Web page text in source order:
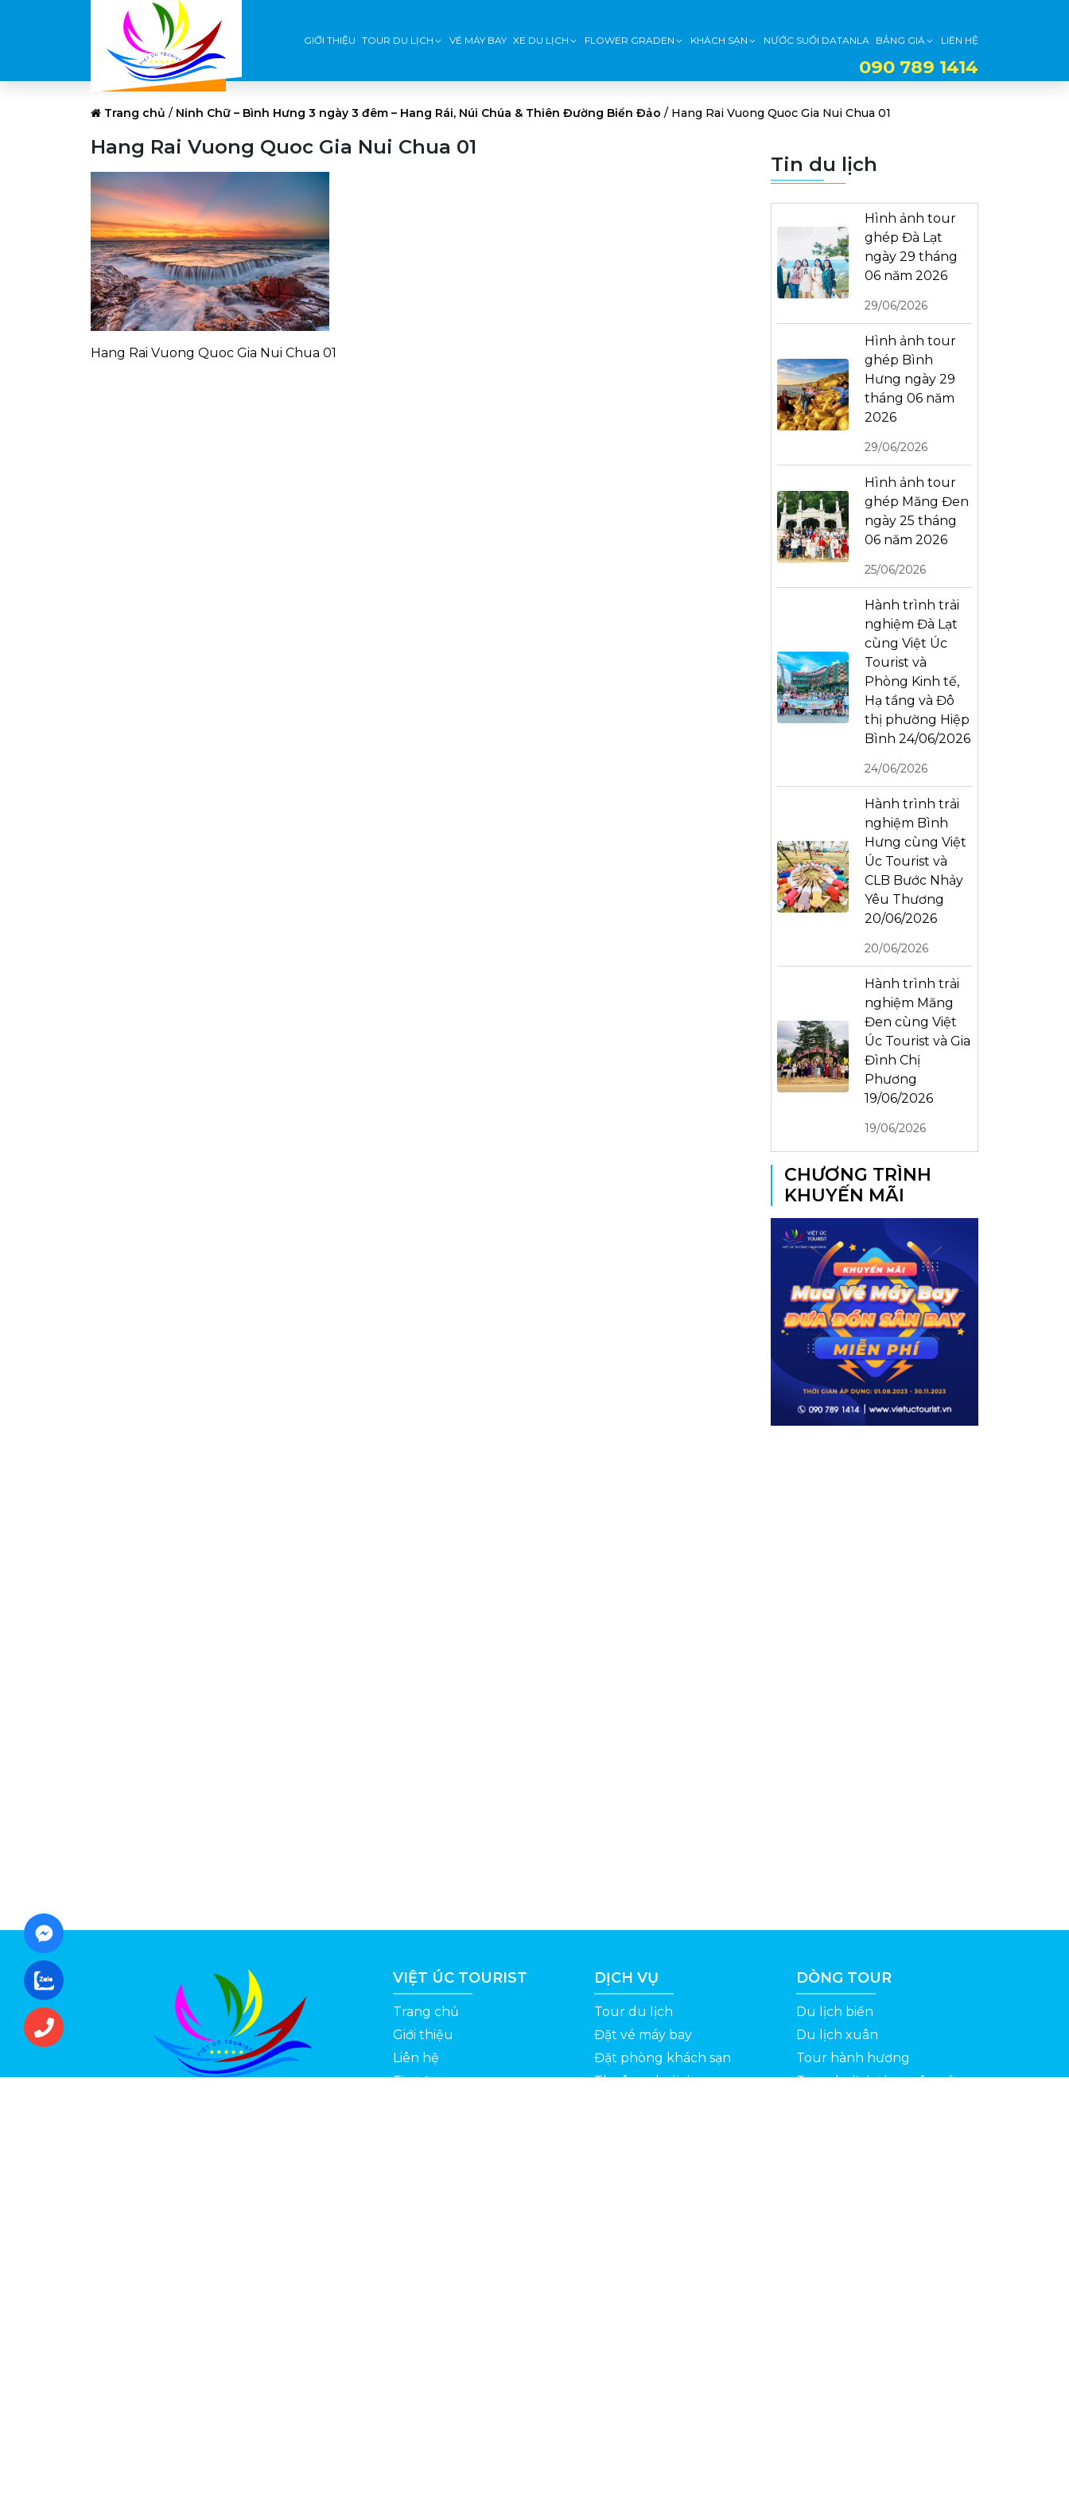
GIỚI THIỆU TOUR DU LỊCH VÉ MÁY BAY XE DU LỊCH FLOWER GRADEN KHÁCH SẠN NƯỚC SUỐI DATANLA BẢNG GIÁ LIÊN HỆ
090 789 1414
Trang chủ / Ninh Chữ – Bình Hưng 3 ngày 3 đêm – Hang Rái, Núi Chúa & Thiên Đường Biển Đảo / Hang Rai Vuong Quoc Gia Nui Chua 01
Hang Rai Vuong Quoc Gia Nui Chua 01
Hang Rai Vuong Quoc Gia Nui Chua 01
Tin du lịch
Hình ảnh tour
ghép Đà Lạt
ngày 29 tháng
06 năm 2026
29/06/2026
Hình ảnh tour
ghép Bình
Hưng ngày 29
tháng 06 năm
2026
29/06/2026
Hình ảnh tour
ghép Măng Đen
ngày 25 tháng
06 năm 2026
25/06/2026
Hành trình trải
nghiệm Đà Lạt
cùng Việt Úc
Tourist và
Phòng Kinh tế,
Hạ tầng và Đô
thị phường Hiệp
Bình 24/06/2026
24/06/2026
Hành trình trải
nghiệm Bình
Hưng cùng Việt
Úc Tourist và
CLB Bước Nhảy
Yêu Thương
20/06/2026
20/06/2026
Hành trình trải
nghiệm Măng
Đen cùng Việt
Úc Tourist và Gia
Đình Chị
Phương
19/06/2026
19/06/2026
CHƯƠNG TRÌNH
KHUYẾN MÃI
VIỆT ÚC TOURIST
Trang chủ
Giới thiệu
Liên hệ
Tin tức
DỊCH VỤ
Tour du lịch
Đặt vé máy bay
Đặt phòng khách sạn
Thuê xe du lịch
DÒNG TOUR
Du lịch biển
Du lịch xuân
Tour hành hương
Tour du lịch theo yêu cầu